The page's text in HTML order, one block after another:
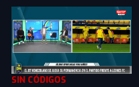
SIN CÓDIGOS